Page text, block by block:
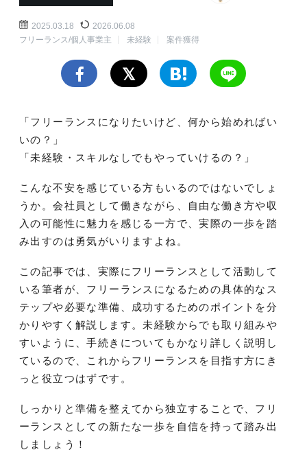
2025.03.18
2026.06.08
フリーランス/個人事業主
未経験 案件獲得
「フリーランスになりたいけど、何から始めればい
いの？」
「未経験・スキルなしでもやっていけるの？」
こんな不安を感じている方もいるのではないでしょ
うか。会社員として働きながら、自由な働き方や収
入の可能性に魅力を感じる一方で、実際の一歩を踏
み出すのは勇気がいりますよね。
この記事では、実際にフリーランスとして活動して
いる筆者が、フリーランスになるための具体的なス
テップや必要な準備、成功するためのポイントを分
かりやすく解説します。未経験からでも取り組みや
すいように、手続きについてもかなり詳しく説明し
ているので、これからフリーランスを目指す方にき
っと役立つはずです。
しっかりと準備を整えてから独立することで、フリ
ーランスとしての新たな一歩を自信を持って踏み出
しましょう！